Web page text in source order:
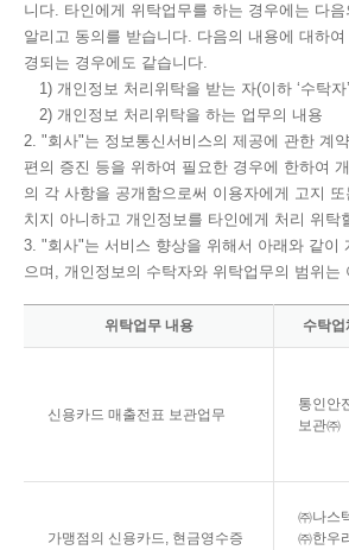
니다. 타인에게 위탁업무를 하는 경우에는 다
알리고 동의를 받습니다. 다음의 내용에 대하
경되는 경우에도 같습니다.
1) 개인정보 처리위탁을 받는 자(이하 ‘수탁자
2) 개인정보 처리위탁을 하는 업무의 내용
2. "회사"는 정보통신서비스의 제공에 관한 계
편의 증진 등을 위하여 필요한 경우에 한하여
의 각 사항을 공개함으로써 이용자에게 고지
치지 아니하고 개인정보를 타인에게 처리 위탁
3. "회사"는 서비스 향상을 위해서 아래와 같이
으며, 개인정보의 수탁자와 위탁업무의 범위는
위탁업무 내용 수탁업
신용카드 매출전표 보관업무
통인안
보관㈜
가맹점의 신용카드, 현금영수증
㈜나스
㈜한우